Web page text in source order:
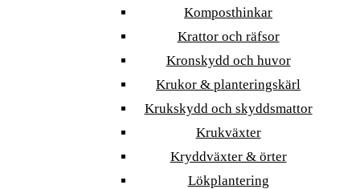
Komposthinkar
Krattor och räfsor
Kronskydd och huvor
Krukor & planteringskärl
Krukskydd och skyddsmattor
Krukväxter
Kryddväxter & örter
Lökplantering